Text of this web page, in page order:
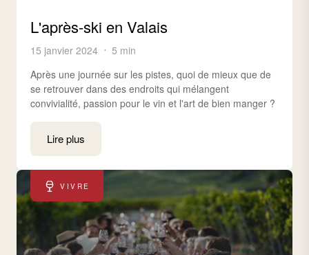
L'après-ski en Valais
15 janvier 2024
5 min
Après une journée sur les pistes, quoi de mieux que de
se retrouver dans des endroits qui mélangent
convivialité, passion pour le vin et l'art de bien manger ?
Lire plus
VIVRE